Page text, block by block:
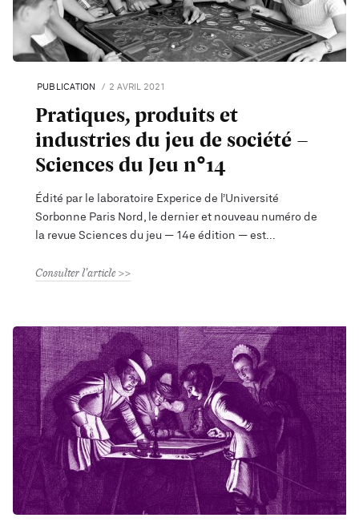
PUBLICATION 2 AVRIL 2021
Pratiques, produits et
industries du jeu de société -
Sciences du Jeu n°14
Édité par le laboratoire Experice de l’Université
Sorbonne Paris Nord, le dernier et nouveau numéro de
la revue Sciences du jeu — 14e édition — est
Consulter l'article